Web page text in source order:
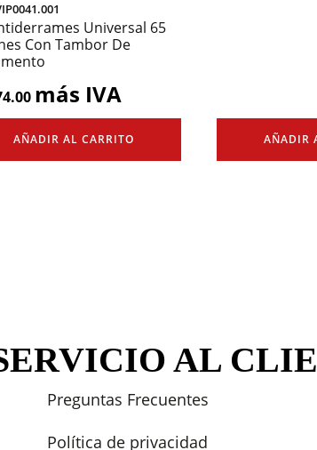
Universal 65
Con Tambor De
más IVA
AÑADIR AL CARRITO AÑADIR
AL
Preguntas Frecuentes
Política de privacidad